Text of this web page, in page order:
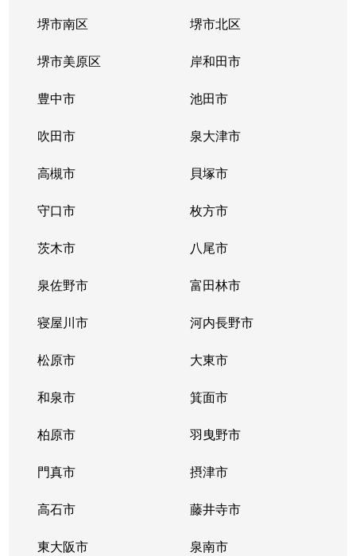
堺市南区 堺市北区
堺市美原区 岸和田市
豊中市 池田市
吹田市 泉大津市
高槻市 貝塚市
守口市 枚方市
茨木市 八尾市
泉佐野市 富田林市
寝屋川市 河内長野市
松原市 大東市
和泉市 箕面市
柏原市 羽曳野市
門真市 摂津市
高石市 藤井寺市
東大阪市 泉南市